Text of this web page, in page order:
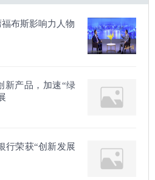
布斯影响力人物
新产品，加速“绿
行荣获“创新发展